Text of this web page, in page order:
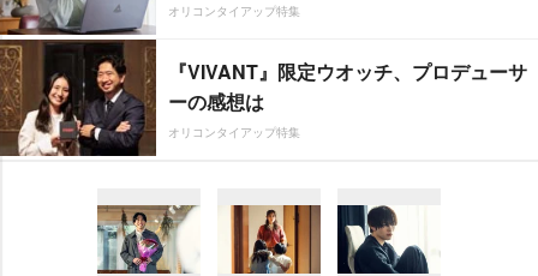
オリコンタイアップ特集
『VIVANT』限定ウオッチ、プロデューサ
ーの感想は
オリコンタイアップ特集